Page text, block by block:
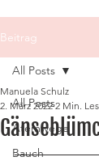
Beitrag
All Posts
Atemwege
Bauch
All Posts
Manuela Schulz
2. März 2022 2 Min.